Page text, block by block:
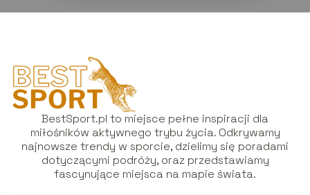
BestSport.pl to miejsce pełne inspiracji dla
miłośników aktywnego trybu życia. Odkrywamy
najnowsze trendy w sporcie, dzielimy się poradami
dotyczącymi podróży, oraz przedstawiamy
fascynujące miejsca na mapie świata.